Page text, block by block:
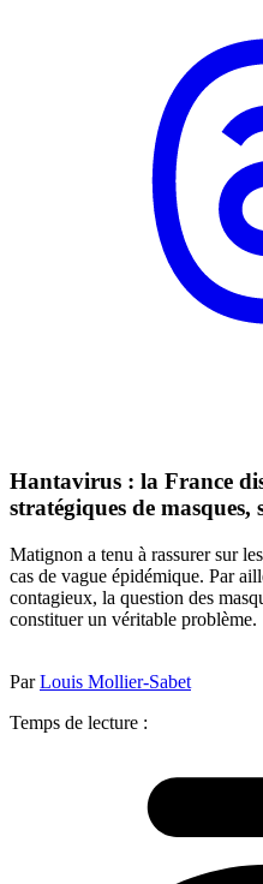
Hantavirus : la France
stratégiques de
Matignon a tenu à rassurer sur
cas de vague épidémique. Par
contagieux, la question des
constituer un véritable problème.
ParLouis Mollier-Sabet
Temps de lecture :